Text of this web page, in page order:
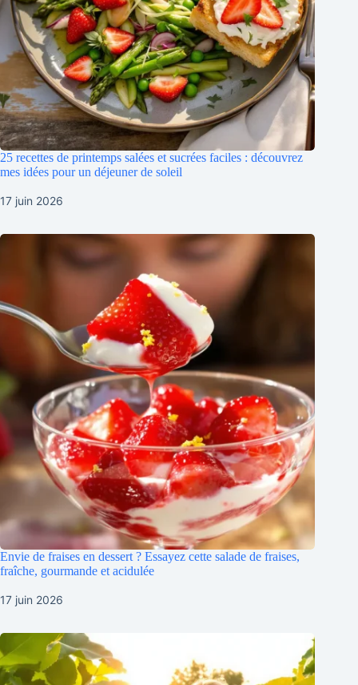
25 recettes de printemps salées et sucrées faciles : découvrez
mes idées pour un déjeuner de soleil
17 juin 2026
Envie de fraises en dessert ? Essayez cette salade de fraises,
fraîche, gourmande et acidulée
17 juin 2026